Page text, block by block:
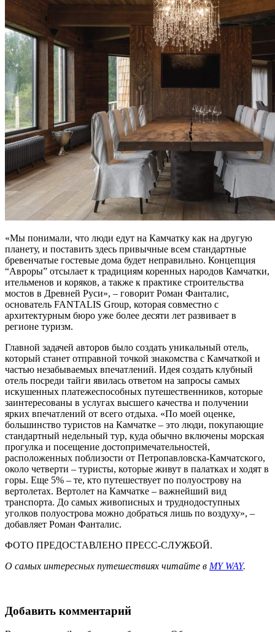
«Мы понимали, что люди едут на Камчатку как на другую
планету, и поставить здесь привычные всем стандартные
бревенчатые гостевые дома будет неправильно. Концепция
“Авроры” отсылает к традициям коренных народов Камчатки,
ительменов и коряков, а также к практике строительства
мостов в Древней Руси», – говорит Роман Фанталис,
основатель FANTALIS Group, которая совместно с
архитектурным бюро уже более десяти лет развивает в
регионе туризм.
Главной задачей авторов было создать уникальный отель,
который станет отправной точкой знакомства с Камчаткой и
частью незабываемых впечатлений. Идея создать клубный
отель посреди тайги явилась ответом на запросы самых
искушенных платежеспособных путешественников, которые
заинтересованы в услугах высшего качества и получении
ярких впечатлений от всего отдыха. «По моей оценке,
большинство туристов на Камчатке – это люди, покупающие
стандартный недельный тур, куда обычно включены морская
прогулка и посещение достопримечательностей,
расположенных поблизости от Петропавловска-Камчатского,
около четверти – туристы, которые живут в палатках и ходят в
горы. Еще 5% – те, кто путешествует по полуострову на
вертолетах. Вертолет на Камчатке – важнейший вид
транспорта. До самых живописных и труднодоступных
уголков полуострова можно добраться лишь по воздуху», –
добавляет Роман Фанталис.
ФОТО ПРЕДОСТАВЛЕНО ПРЕСС-СЛУЖБОЙ.
О самых интересных путешествиях читайте в MY WAY.
Добавить комментарий